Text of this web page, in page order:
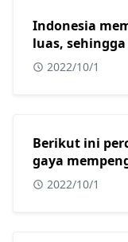
Indonesia
luas,
sebagai?
2022/10/1
Berikut ini
gaya
bergerak
2022/10/1